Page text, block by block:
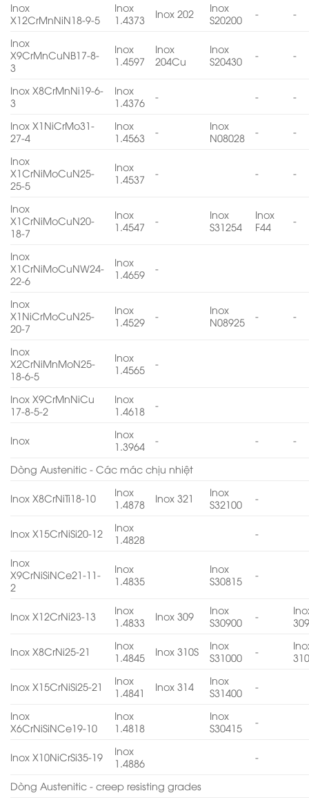
Inox
X12CrMnNiN18-9-5
Inox
1.4373
Inox 202
Inox
S20200
- -
Inox
X9CrMnCuNB17-8-
3
Inox
1.4597
Inox
204Cu
Inox
S20430
- -
Inox X8CrMnNi19-6-
3
Inox
1.4376
- - -
Inox X1NiCrMo31-
27-4
Inox
1.4563
-
Inox
N08028
- -
Inox
X1CrNiMoCuN25-
25-5
Inox
1.4537
- - -
Inox
X1CrNiMoCuN20-
18-7
Inox
1.4547
-
Inox
S31254
Inox
F44
-
Inox
X1CrNiMoCuNW24-
22-6
Inox
1.4659
-
Inox
X1NiCrMoCuN25-
20-7
Inox
1.4529
-
Inox
N08925
- -
Inox
X2CrNiMnMoN25-
18-6-5
Inox
1.4565
-
Inox X9CrMnNiCu
17-8-5-2
Inox
1.4618
-
Inox
Inox
1.3964
- - -
Dòng Austenitic - Các mác chịu nhiệt
Inox X8CrNiTi18-10
Inox
1.4878
Inox 321
Inox
S32100
-
Inox X15CrNiSi20-12
Inox
1.4828
-
Inox
X9CrNiSiNCe21-11-
2
Inox
1.4835
Inox
S30815
-
Inox X12CrNi23-13
Inox
1.4833
Inox 309
Inox
S30900
-
Inox X8CrNi25-21
Inox
1.4845
Inox 310S
Inox
S31000
-
Inox X15CrNiSi25-21
Inox
1.4841
Inox 314
Inox
S31400
-
Inox
X6CrNiSiNCe19-10
Inox
1.4818
Inox
S30415
-
Inox X10NiCrSi35-19
Inox
1.4886
-
Dòng Austenitic - creep resisting grades